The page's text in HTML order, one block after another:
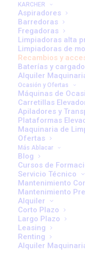
KARCHER
Aspiradores
Barredoras
Fregadoras
Limpiadoras alta
Limpiadoras de
Recambios y
Baterías y
Alquiler
Ocasión y Ofertas
Máquinas de
Carretillas
Apiladores y
Plataformas
Maquinaria de
Ofertas
Más Ablacar
Blog
Cursos de
Servicio Técnico
Mantenimiento
Mantenimiento
Alquiler
Corto Plazo
Largo Plazo
Leasing
Renting
Alquiler
boquillas
Más de